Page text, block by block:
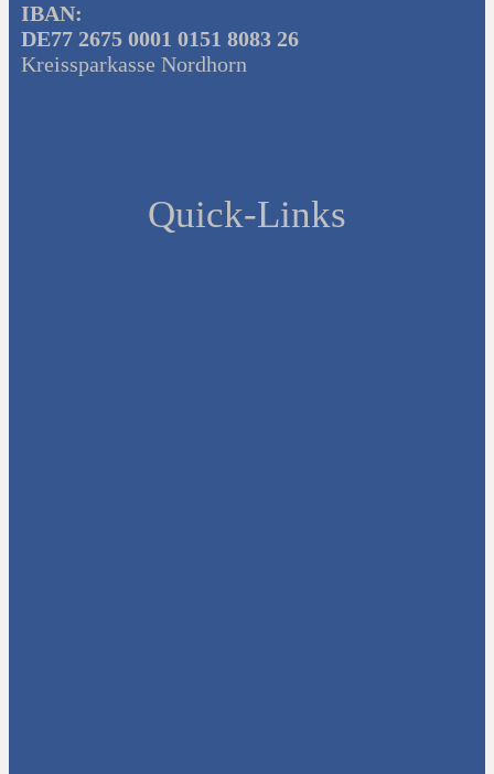
IBAN:
DE77 2675 0001 0151 8083 26
Kreissparkasse Nordhorn
Quick-Links